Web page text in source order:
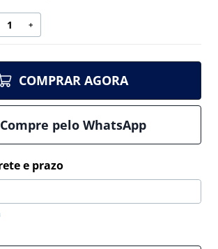
＋
COMPRAR AGORA
Compre pelo WhatsApp